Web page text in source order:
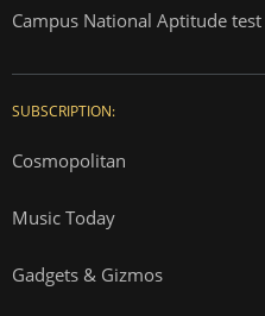
Campus National Aptitude test
SUBSCRIPTION:
Cosmopolitan
Music Today
Gadgets & Gizmos